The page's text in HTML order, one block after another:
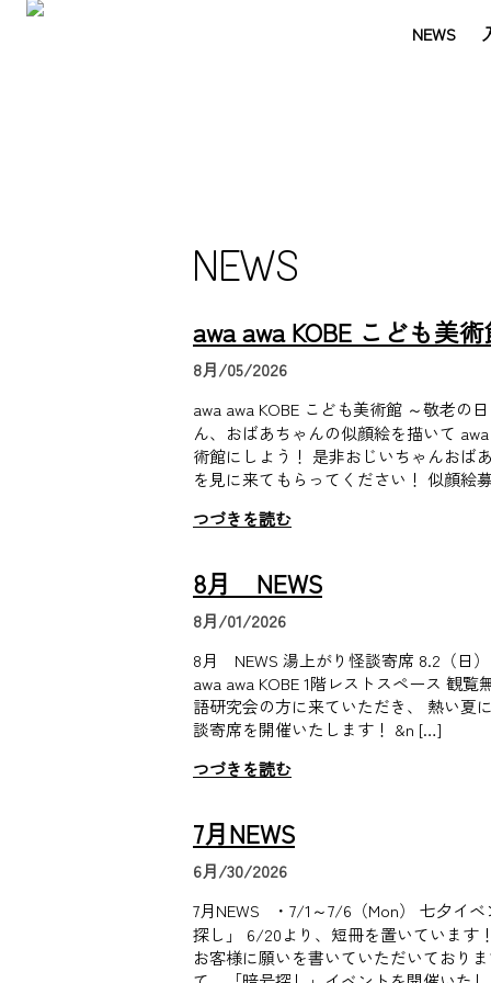
NEWS
NEWS
awa awa KOBE こども美
8月/05/2026
awa awa KOBE こども美術館 ～敬老の
ん、おばあちゃんの似顔絵を描いて
術館にしよう！ 是非おじいちゃんおば
を見に来てもらってください！ 似顔絵
つづきを読む
8月 NEWS
8月/01/2026
8月 NEWS 湯上がり怪談寄席 8.2（日）
awa awa KOBE 1階レストスペース 観覧
語研究会の方に来ていただき、 熱い夏
談寄席を開催いたします！ &n […]
つづきを読む
7月NEWS
6月/30/2026
7月NEWS ・7/1～7/6（Mon） 七夕イ
探し」 6/20より、短冊を置いています
お客様に願いを書いていただいており